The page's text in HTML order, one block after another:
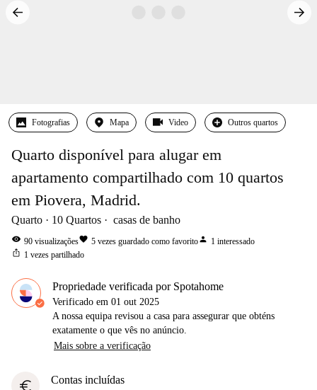
Fotografias Mapa Video Outros quartos
Quarto disponível para alugar em
apartamento compartilhado com 10 quartos
em Piovera, Madrid.
Quarto 10 Quartos casas de banho
visibility 90 visualizaçõesfavorite 5 vezes guardado como favoritoperson 1 interessado
ios_share 1 vezes partilhado
Propriedade verificada por Spotahome
Verificado em 01 out 2025
A nossa equipa revisou a casa para assegurar que obténs
exatamente o que vês no anúncio.
Mais sobre a verificação
euro Contas incluídas